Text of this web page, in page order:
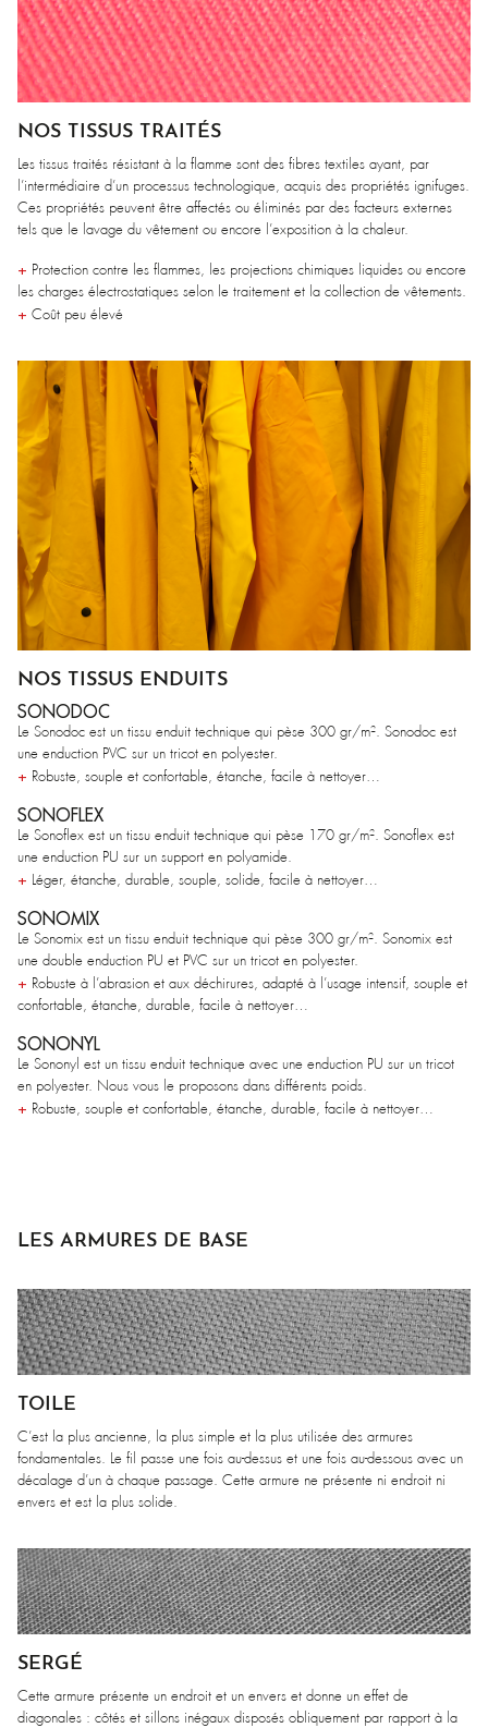
NOS TISSUS TRAITÉS
Les tissus traités résistant à la flamme sont des fibres textiles ayant, par
l’intermédiaire d’un processus technologique, acquis des propriétés ignifuges.
Ces propriétés peuvent être affectés ou éliminés par des facteurs externes
tels que le lavage du vêtement ou encore l’exposition à la chaleur.
+ Protection contre les flammes, les projections chimiques liquides ou encore
les charges électrostatiques selon le traitement et la collection de vêtements.
+ Coût peu élevé
NOS TISSUS ENDUITS
SONODOC
Le Sonodoc est un tissu enduit technique qui pèse 300 gr/m². Sonodoc est
une enduction PVC sur un tricot en polyester.
+ Robuste, souple et confortable, étanche, facile à nettoyer…
SONOFLEX
Le Sonoflex est un tissu enduit technique qui pèse 170 gr/m². Sonoflex est
une enduction PU sur un support en polyamide.
+ Léger, étanche, durable, souple, solide, facile à nettoyer…
SONOMIX
Le Sonomix est un tissu enduit technique qui pèse 300 gr/m². Sonomix est
une double enduction PU et PVC sur un tricot en polyester.
+ Robuste à l’abrasion et aux déchirures, adapté à l’usage intensif, souple et
confortable, étanche, durable, facile à nettoyer…
SONONYL
Le Sononyl est un tissu enduit technique avec une enduction PU sur un tricot
en polyester. Nous vous le proposons dans différents poids.
+ Robuste, souple et confortable, étanche, durable, facile à nettoyer…
LES ARMURES DE BASE
TOILE
C’est la plus ancienne, la plus simple et la plus utilisée des armures
fondamentales. Le fil passe une fois au-dessus et une fois au-dessous avec un
décalage d’un à chaque passage. Cette armure ne présente ni endroit ni
envers et est la plus solide.
SERGÉ
Cette armure présente un endroit et un envers et donne un effet de
diagonales : côtés et sillons inégaux disposés obliquement par rapport à la